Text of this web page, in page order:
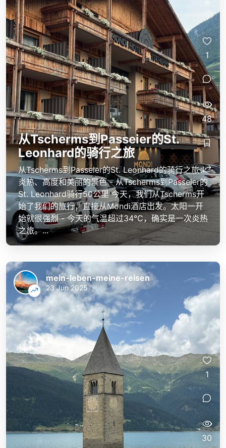
从Tscherms到Passeier的St.
Leonhard的骑行之旅
从Tscherms到Passeier的St. Leonhard的骑行之旅：
炎热、高度和美丽的景色 - 从Tscherms到Passeier的
St. Leonhard骑行50公里 今天，我们从Tscherms开
始了我们的旅行，直接从Mondi酒店出发。太阳一开
始就很强烈 - 今天的气温超过34°C，确实是一次炎热
之旅。...
1
48
mein-leben-meine-reisen
23 Jun 2025
1
30